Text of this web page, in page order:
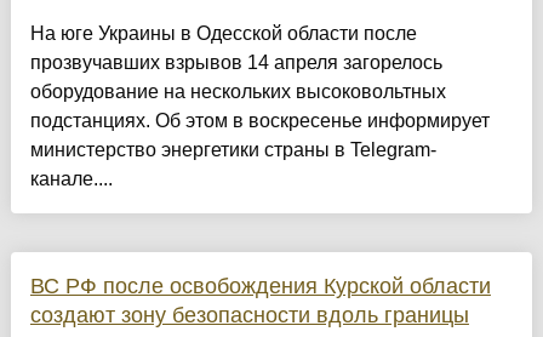
На юге Украины в Одесской области после
прозвучавших взрывов 14 апреля загорелось
оборудование на нескольких высоковольтных
подстанциях. Об этом в воскресенье информирует
министерство энергетики страны в Telegram-
канале....
ВС РФ после освобождения Курской области
создают зону безопасности вдоль границы